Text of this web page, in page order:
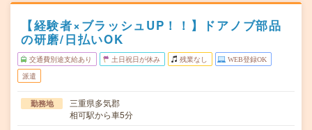
【経験者×ブラッシュUP！！】ドアノブ部品
の研磨/日払いOK
交通費別途支給あり 土日祝日が休み 残業なし WEB登録OK
派遣
勤務地
三重県多気郡
相可駅から車5分